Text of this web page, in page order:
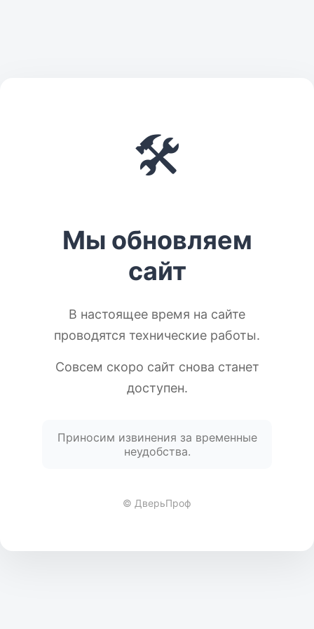
🛠️
Мы обновляем
сайт
В настоящее время на сайте
проводятся технические работы.
Совсем скоро сайт снова станет
доступен.
Приносим извинения за временные
неудобства.
© ДверьПроф